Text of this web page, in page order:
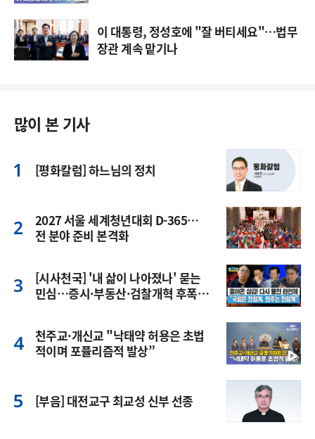
이 대통령, 정성호에 "잘 버티세요"…법무
장관 계속 맡기나
많이 본 기사
[평화칼럼] 하느님의 정치
2027 서울 세계청년대회 D-365…
전 분야 준비 본격화
[시사천국] '내 삶이 나아졌나' 묻는
민심…증시·부동산·검찰개혁 후폭
천주교·개신교 "낙태약 허용은 초법
적이며 포퓰리즘적 발상”
[부음] 대전교구 최교성 신부 선종